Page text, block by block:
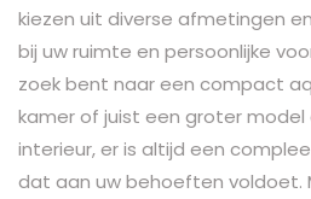
kiezen uit diverse afmetingen
bij uw ruimte en persoonlijke
zoek bent naar een compact
kamer of juist een groter
interieur, er is altijd een
dat aan uw behoeften voldoet.